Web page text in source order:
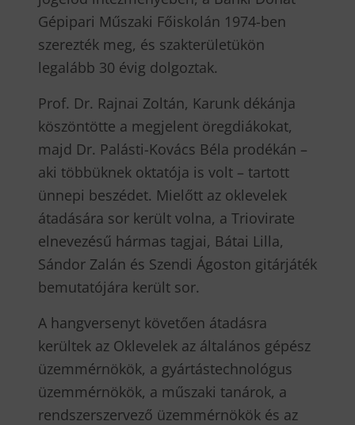
Gépipari Műszaki Főiskolán 1974-ben
szerezték meg, és szakterületükön
legalább 30 évig dolgoztak.
Prof. Dr. Rajnai Zoltán, Karunk dékánja
köszöntötte a megjelent öregdiákokat,
majd Dr. Palásti-Kovács Béla prodékán –
aki többüknek oktatója is volt – tartott
ünnepi beszédet. Mielőtt az oklevelek
átadására sor került volna, a Triovirate
elnevezésű hármas tagjai, Bátai Lilla,
Sándor Zalán és Szendi Ágoston gitárjáték
bemutatójára került sor.
A hangversenyt követően átadásra
kerültek az Oklevelek az általános gépész
üzemmérnökök, a gyártástechnológus
üzemmérnökök, a műszaki tanárok, a
rendszerszervező üzemmérnökök és az